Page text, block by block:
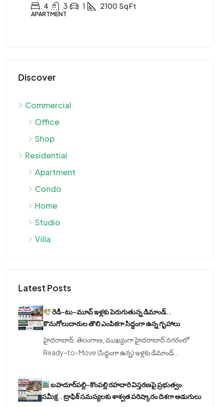
4 3 1 2100 Sq Ft
APARTMENT
Discover
Commercial
Office
Shop
Residential
Apartment
Condo
Home
Studio
Villa
Latest Posts
రెడీ-టు-మూవ్ ఇళ్లకు పెరుగుతున్న డిమాండ్..
కొనుగోలుదారుల తొలి ఎంపికగా సిద్ధంగా ఉన్న గృహాలు
హైదరాబాద్: తెలంగాణ, ముఖ్యంగా హైదరాబాద్ నగరంలో
Ready-to-Move (సిద్ధంగా ఉన్న) ఇళ్లకు డిమాండ్…
బహదూర్‌పల్లి–కొంపల్లి రహదారి విస్తరణపై ప్రభుత్వం
సమీక్ష.. ట్రాఫిక్ సమస్యలకు శాశ్వత పరిష్కారం దిశగా అడుగులు